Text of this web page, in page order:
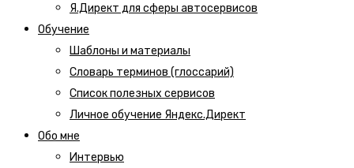
Я.Директ для сферы автосервисов
Обучение
Шаблоны и материалы
Словарь терминов (глоссарий)
Список полезных сервисов
Личное обучение Яндекс.Директ
Обо мне
Интервью